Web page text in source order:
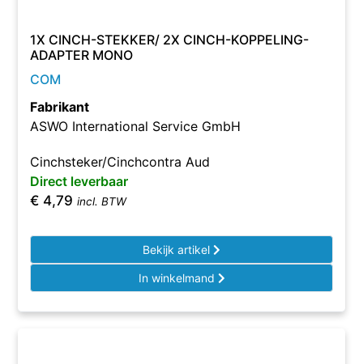
1X CINCH-STEKKER/ 2X CINCH-KOPPELING-
ADAPTER MONO
COM
Fabrikant
ASWO International Service GmbH
Cinchsteker/Cinchcontra Aud
Direct leverbaar
€ 4,79 incl. BTW
Bekijk artikel
In winkelmand